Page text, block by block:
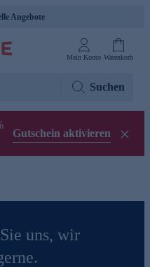
Angebote
Mein Konto Warenkorb
Suchen
Gutschein aktivieren
uns, wir